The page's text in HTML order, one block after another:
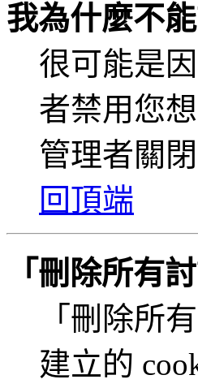
我為什麼不
很可能是
者禁用您
管理者關
回頂端
「刪除所有
「刪除所
建立的